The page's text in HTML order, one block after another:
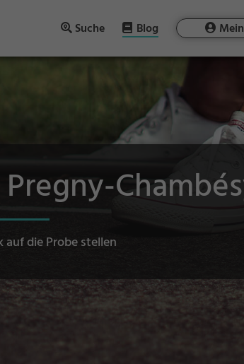
Suche Blog
auf die Probe stellen